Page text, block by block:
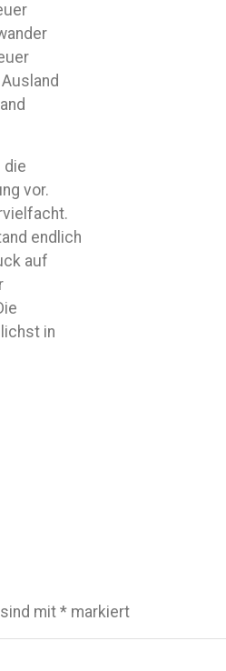
die
vor.
endlich
auf
in
mit* markiert